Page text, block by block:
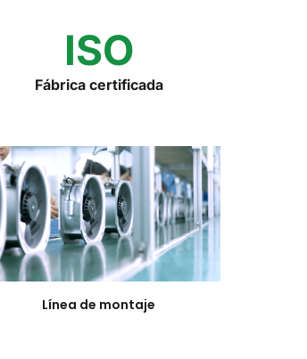
ISO
Fábrica certificada
Línea de montaje